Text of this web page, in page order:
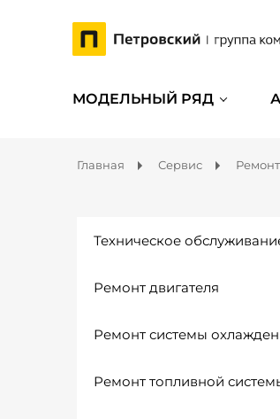
МОДЕЛЬНЫЙ РЯД
Главная Сервис
Техническое
Ремонт двигателя
Ремонт системы
Ремонт топливной